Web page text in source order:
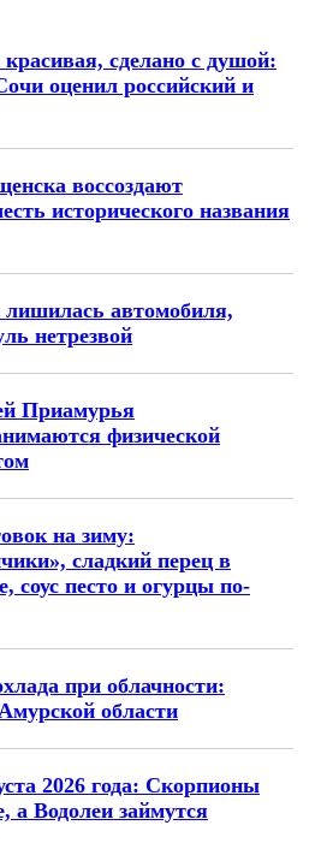
сделано с душой:
оценил российский и
воссоздают
исторического названия
автомобиля,
нетрезвой
Приамурья
физической
на зиму:
сладкий перец в
соус песто и огурцы по-
при облачности:
области
2026 года: Скорпионы
а Водолеи займутся